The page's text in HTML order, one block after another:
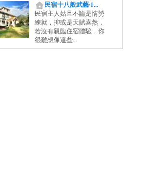
民宿十八般武藝‧1...
民宿主人姑且不論是情勢
練就，抑或是天賦喜然，
若沒有親臨住宿體驗，你
很難想像這些...